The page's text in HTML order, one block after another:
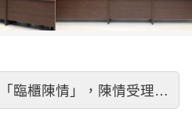
歡迎預約「臨櫃陳情」，陳情受理中心將優先排定人員與您接談，釐清案情爭點後收案處理，以節省您的寶貴時間。